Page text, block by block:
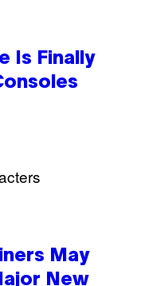
Is Finally
May
New